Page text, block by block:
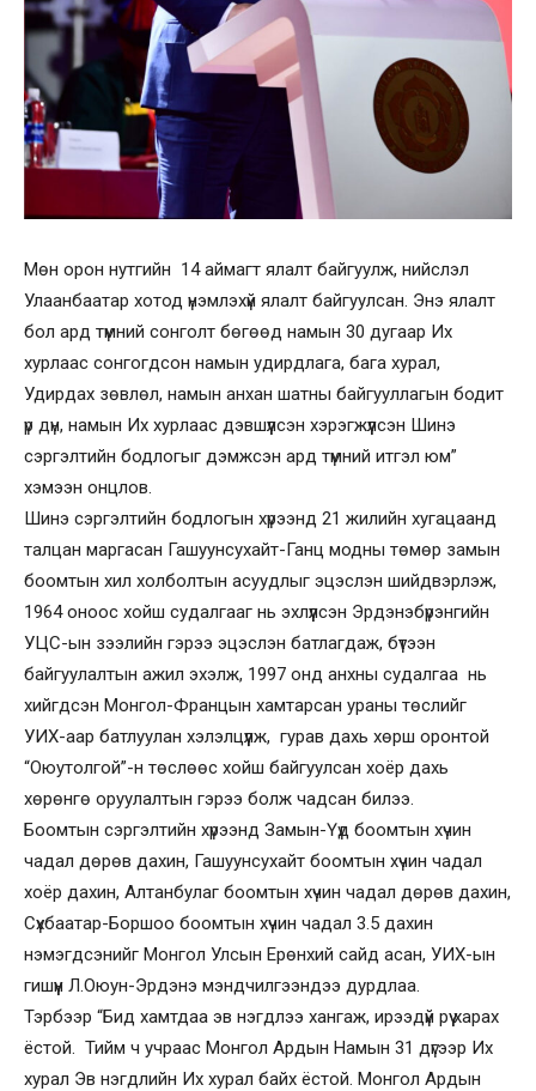
Мөн орон нутгийн 14 аймагт ялалт байгуулж, нийслэл
Улаанбаатар хотод үнэмлэхүй ялалт байгуулсан. Энэ ялалт
бол ард түмний сонголт бөгөөд намын 30 дугаар Их
хурлаас сонгогдсон намын удирдлага, бага хурал,
Удирдах зөвлөл, намын анхан шатны байгууллагын бодит
үр дүн, намын Их хурлаас дэвшүүлсэн хэрэгжүүлсэн Шинэ
сэргэлтийн бодлогыг дэмжсэн ард түмний итгэл юм”
хэмээн онцлов.
Шинэ сэргэлтийн бодлогын хүрээнд 21 жилийн хугацаанд
талцан маргасан Гашуунсухайт-Ганц модны төмөр замын
боомтын хил холболтын асуудлыг эцэслэн шийдвэрлэж,
1964 оноос хойш судалгааг нь эхлүүлсэн Эрдэнэбүрэнгийн
УЦС-ын зээлийн гэрээ эцэслэн батлагдаж, бүтээн
байгуулалтын ажил эхэлж, 1997 онд анхны судалгаа нь
хийгдсэн Монгол-Францын хамтарсан ураны төслийг
УИХ-аар батлуулан хэлэлцүүлж, гурав дахь хөрш оронтой
“Оюутолгой”-н төслөөс хойш байгуулсан хоёр дахь
хөрөнгө оруулалтын гэрээ болж чадсан билээ.
Боомтын сэргэлтийн хүрээнд Замын-Үүд боомтын хүчин
чадал дөрөв дахин, Гашуунсухайт боомтын хүчин чадал
хоёр дахин, Алтанбулаг боомтын хүчин чадал дөрөв дахин,
Сүхбаатар-Боршоо боомтын хүчин чадал 3.5 дахин
нэмэгдсэнийг Монгол Улсын Ерөнхий сайд асан, УИХ-ын
гишүүн Л.Оюун-Эрдэнэ мэндчилгээндээ дурдлаа.
Тэрбээр “Бид хамтдаа эв нэгдлээ хангаж, ирээдүй рүү харах
ёстой. Тийм ч учраас Монгол Ардын Намын 31 дүгээр Их
хурал Эв нэгдлийн Их хурал байх ёстой. Монгол Ардын